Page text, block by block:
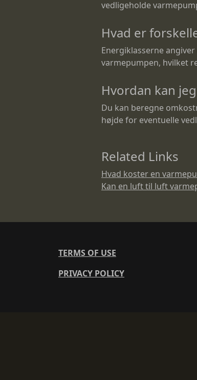
vedligeholde
Hvad er
Energiklasserne
varmepumpen, hvilket
Hvordan kan
Du kan beregne
højde for eventuelle
Related Links
Hvad koster en
Kan en luft til luft
TERMS OF USE
PRIVACY POLICY